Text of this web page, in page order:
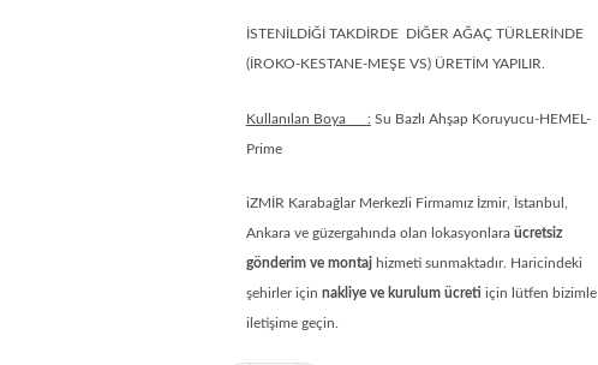
İSTENİLDİĞİ TAKDİRDE DİĞER AĞAÇ TÜRLERİNDE
(İROKO-KESTANE-MEŞE VS) ÜRETİM YAPILIR.
Kullanılan Boya :Su Bazlı Ahşap Koruyucu-HEMEL-
Prime
iZMİR Karabağlar Merkezli Firmamız İzmir, İstanbul,
Ankara ve güzergahında olan lokasyonlara ücretsiz
gönderim ve montajhizmeti sunmaktadır. Haricindeki
şehirler için nakliye ve kurulum ücreti için lütfen bizimle
iletişime geçin.